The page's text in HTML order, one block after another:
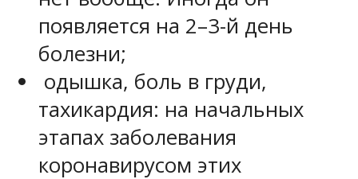
появляется на 2–3-й день
болезни;
одышка, боль в груди,
тахикардия: на начальных
этапах заболевания
коронавирусом этих